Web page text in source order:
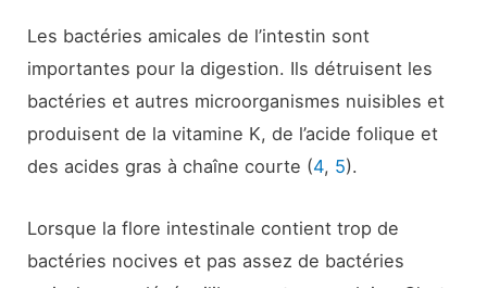
Les bactéries amicales de l’intestin sont
importantes pour la digestion. Ils détruisent les
bactéries et autres microorganismes nuisibles et
produisent de la vitamine K, de l’acide folique et
des acides gras à chaîne courte (4, 5).
Lorsque la flore intestinale contient trop de
bactéries nocives et pas assez de bactéries